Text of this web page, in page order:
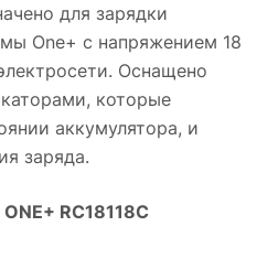
для зарядки
One+ с напряжением 18
Оснащено
которые
аккумулятора, и
заряда.
RC18118C